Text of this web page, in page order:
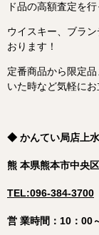
ド品の高額査定を
ウイスキー、ブラ
おります！
定番商品から限定
いた時など気軽にお
◆ かんてい局店上
熊 本県熊本市中央
TEL:096-384-3700
営 業時間：10：00